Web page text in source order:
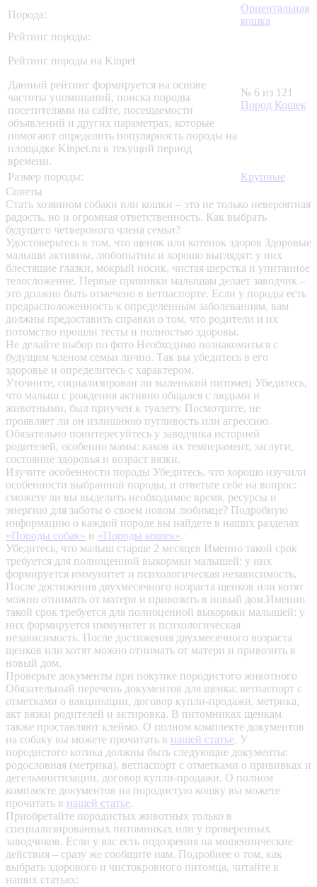
Порода:
Ориентальная
кошка
Рейтинг породы:
Рейтинг породы на Kinpet
Данный рейтинг формируется на основе
частоты упоминаний, поиска породы
посетителями на сайте, посещаемости
объявлений и других параметрах, которые
помогают определить популярность породы на
площадке Kinpet.ru в текущий период
времени.
№ 6 из 121
Пород Кошек
Размер породы:
Крупные
Советы
Стать хозяином собаки или кошки – это не только невероятная
радость, но и огромная ответственность. Как выбрать
будущего четвероного члена семьи?
Удостоверьтесь в том, что щенок или котенок здоров Здоровые
малыши активны, любопытны и хорошо выглядят: у них
блестящие глазки, мокрый носик, чистая шерстка и упитанное
телосложение. Первые прививки малышам делает заводчик –
это должно быть отмечено в ветпаспорте. Если у породы есть
предрасположенность к определенным заболеваниям, вам
должны предоставить справки о том, что родители и их
потомство прошли тесты и полностью здоровы.
Не делайте выбор по фото Необходимо познакомиться с
будущим членом семьи лично. Так вы убедитесь в его
здоровье и определитесь с характером.
Уточните, социализирован ли маленький питомец Убедитесь,
что малыш с рождения активно общался с людьми и
животными, был приучен к туалету. Посмотрите, не
проявляет ли он излишнюю пугливость или агрессию.
Обязательно поинтересуйтесь у заводчика историей
родителей, особенно мамы: каков их темперамент, заслуги,
состояние здоровья и возраст вязки.
Изучите особенности породы Убедитесь, что хорошо изучили
особенности выбранной породы, и ответьте себе на вопрос:
сможете ли вы выделить необходимое время, ресурсы и
энергию для заботы о своем новом любимце? Подробную
информацию о каждой породе вы найдете в наших разделах
«Породы собак» и «Породы кошек».
Убедитесь, что малыш старше 2 месяцев Именно такой срок
требуется для полноценной выкормки малышей: у них
формируется иммунитет и психологическая независимость.
После достижения двухмесячного возраста щенков или котят
можно отнимать от матери и привозить в новый дом.Именно
такой срок требуется для полноценной выкормки малышей: у
них формируется иммунитет и психологическая
независимость. После достижения двухмесячного возраста
щенков или котят можно отнимать от матери и привозить в
новый дом.
Проверьте документы при покупке породистого животного
Обязательный перечень документов для щенка: ветпаспорт с
отметками о вакцинации, договор купли-продажи, метрика,
акт вязки родителей и актировка. В питомниках щенкам
также проставляют клеймо. О полном комплекте документов
на собаку вы можете прочитать в нашей статье. У
породистого котика должны быть следующие документы:
родословная (метрика), ветпаспорт с отметками о прививках и
дегельминтизации, договор купли-продажи. О полном
комплекте документов на породистую кошку вы можете
прочитать в нашей статье.
Приобретайте породистых животных только в
специализированных питомниках или у проверенных
заводчиков. Если у вас есть подозрения на мошеннические
действия – сразу же сообщите нам. Подробнее о том, как
выбрать здорового и чистокровного питомца, читайте в
наших статьях: